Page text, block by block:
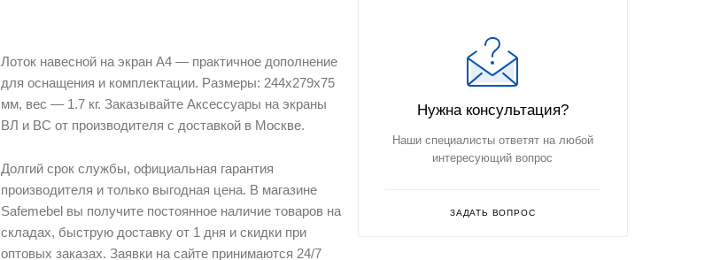
Лоток навесной на экран А4 — практичное дополнение
для оснащения и комплектации. Размеры: 244х279х75
мм, вес — 1.7 кг. Заказывайте Аксессуары на экраны
ВЛ и ВС от производителя с доставкой в Москве.
Долгий срок службы, официальная гарантия
производителя и только выгодная цена. В магазине
Safemebel вы получите постоянное наличие товаров на
складах, быструю доставку от 1 дня и скидки при
оптовых заказах. Заявки на сайте принимаются 24/7
Нужна консультация?
Наши специалисты ответят на любой
интересующий вопрос
ЗАДАТЬ ВОПРОС